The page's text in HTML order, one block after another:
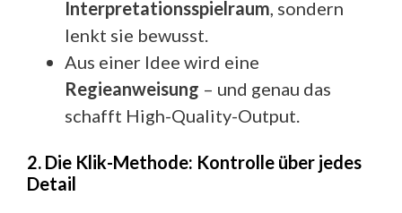
Interpretationsspielraum , sondern
lenkt sie bewusst.
Aus einer Idee wird eine
Regieanweisung – und genau das
schafft High-Quality-Output.
2. Die Klik-Methode: Kontrolle über jedes
Detail